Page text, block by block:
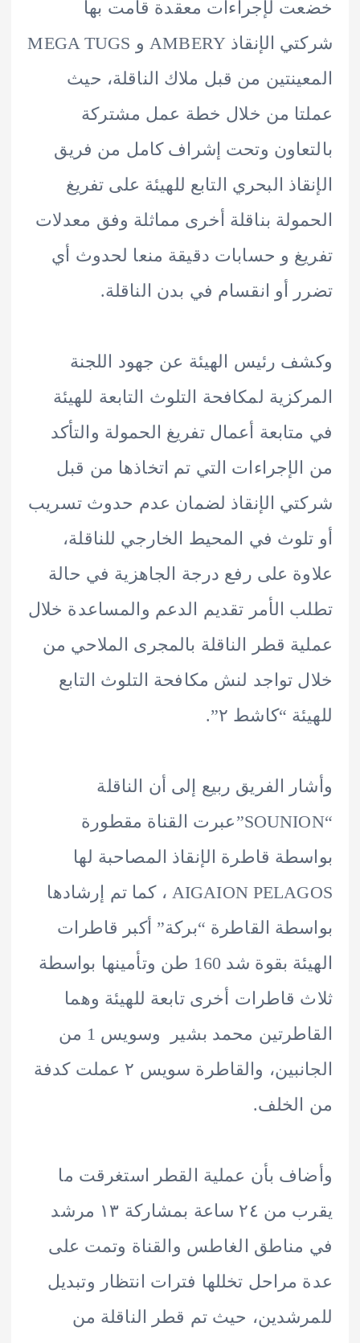
لإجراءات معقدة قامت بها
شركتي الإنقاذ AMBERY و MEGA TUGS
من قبل ملاك الناقلة، حيث
من خلال خطة عمل مشتركة
وتحت إشراف كامل من فريق
البحري التابع للهيئة على تفريغ
بناقلة أخرى مماثلة وفق معدلات
و حسابات دقيقة منعا لحدوث أي
أو انقسام في بدن الناقلة.
رئيس الهيئة عن جهود اللجنة
لمكافحة التلوث التابعة للهيئة
أعمال تفريغ الحمولة والتأكد
التي تم اتخاذها من قبل
الإنقاذ لضمان عدم حدوث تسريب
في المحيط الخارجي للناقلة،
على رفع درجة الجاهزية في حالة
الأمر تقديم الدعم والمساعدة خلال
قطر الناقلة بالمجرى الملاحي من
تواجد لنش مكافحة التلوث التابع
“كاشط ٢”.
الفريق ربيع إلى أن الناقلة
“SOUNION”عبرت القناة مقطورة
قاطرة الإنقاذ المصاحبة لها
AIGAION PELAGOS ، كما تم إرشادها
القاطرة “بركة” أكبر قاطرات
الهيئة بقوة شد 160 طن وتأمينها بواسطة
قاطرات أخرى تابعة للهيئة وهما
القاطرتين محمد بشير وسويس 1 من
الجانبين، والقاطرة سويس ٢ عملت كدفة
بأن عملية القطر استغرقت ما
يقرب من ٢٤ ساعة بمشاركة ١٣ مرشد
الغاطس والقناة وتمت على
تخللها فترات انتظار وتبديل
حيث تم قطر الناقلة من